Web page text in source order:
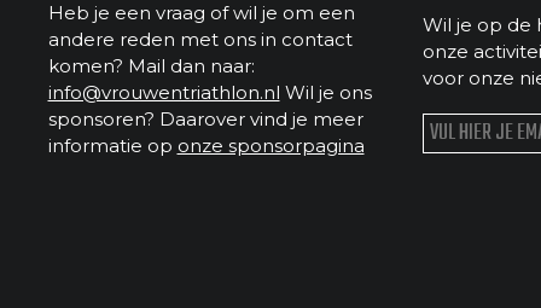
Heb je een vraag of wil je om een
andere reden met ons in contact
komen? Mail dan naar:
info@vrouwentriathlon.nl Wil je ons
sponsoren? Daarover vind je meer
informatie op onze sponsorpagina
Wil je op de
onze
voor onze